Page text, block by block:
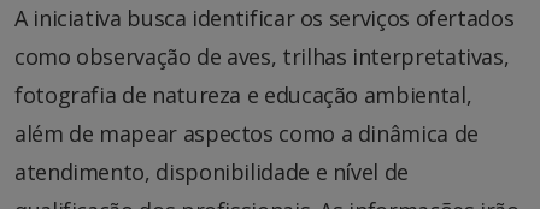
A iniciativa busca identificar os serviços ofertados
como observação de aves, trilhas interpretativas,
fotografia de natureza e educação ambiental,
além de mapear aspectos como a dinâmica de
atendimento, disponibilidade e nível de